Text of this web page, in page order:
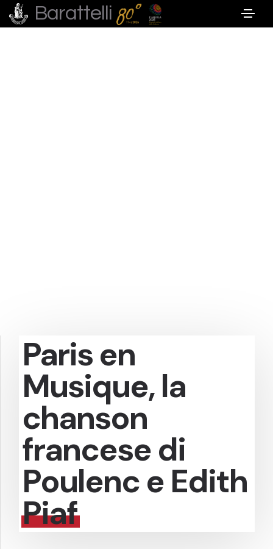
Barattelli
Paris en
Musique, la
chanson
francese di
Poulenc e Edith
Piaf